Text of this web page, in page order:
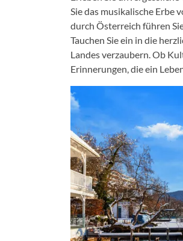
Sie das musikalische Erbe
durch Österreich führen
Tauchen Sie ein in die
Landes verzaubern. Ob
Erinnerungen, die ein